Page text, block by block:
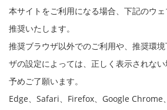
本サイトをご利用になる場合、下記のウ
推奨いたします。
推奨ブラウザ以外でのご利用や、推奨環
ザの設定によっては、正しく表示されな
予めご了願います。
Edge、Safari、Firefox、Google Chrome